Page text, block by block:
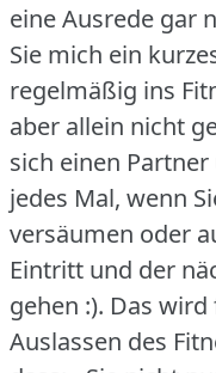
eine Ausrede gar
Sie mich ein
regelmäßig ins
aber allein nicht
sich einen
jedes Mal, wenn
versäumen oder
Eintritt und der
gehen :). Das
Auslassen des